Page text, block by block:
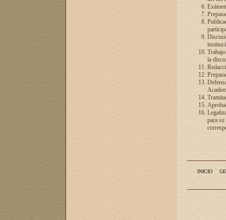
la
para
INICIO